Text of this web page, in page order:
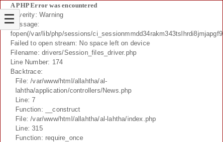
A PHP Error was encountered
Severity: Warning
Message:
fopen(/var/lib/php/sessions/
Failed to open stream: No space left on device
Filename: drivers/Session_files_driver.php
Line Number: 174
Backtrace:
File: /var/www/html/allahtha/al-
lahtha/application/controllers/News.php
Line: 7
Function: __construct
File: /var/www/html/allahtha/al-lahtha/index.php
Line: 315
Function: require_once
☰